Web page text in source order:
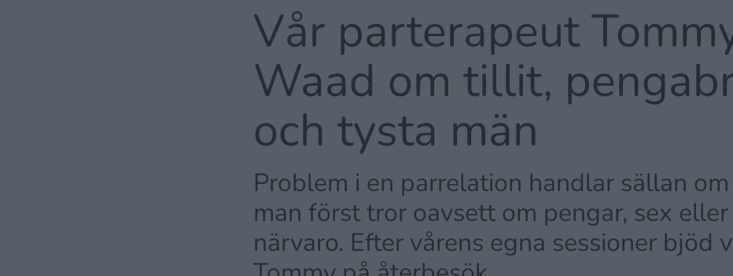
Vår parterapeut
Waad om tillit,
och tysta män
Problem i en parrelation handlar sällan
man först tror oavsett om pengar, sex eller
närvaro. Efter vårens egna sessioner bjöd